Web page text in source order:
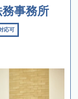
事務所
応可